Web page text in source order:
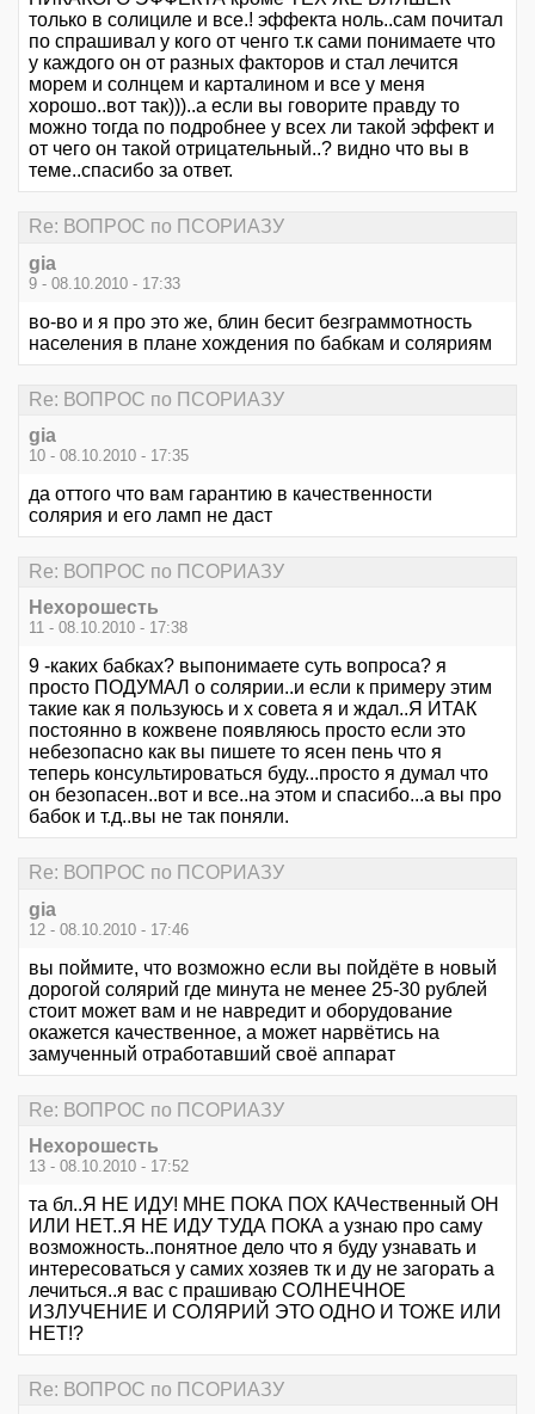
только в солициле и все.! эффекта ноль..сам почитал
по спрашивал у кого от ченго т.к сами понимаете что
у каждого он от разных факторов и стал лечится
морем и солнцем и карталином и все у меня
хорошо..вот так)))..а если вы говорите правду то
можно тогда по подробнее у всех ли такой эффект и
от чего он такой отрицательный..? видно что вы в
теме..спасибо за ответ.
Re: ВОПРОС по ПСОРИАЗУ
gia
9 - 08.10.2010 - 17:33
во-во и я про это же, блин бесит безграммотность
населения в плане хождения по бабкам и соляриям
Re: ВОПРОС по ПСОРИАЗУ
gia
10 - 08.10.2010 - 17:35
да оттого что вам гарантию в качественности
солярия и его ламп не даст
Re: ВОПРОС по ПСОРИАЗУ
Нехорошесть
11 - 08.10.2010 - 17:38
9 -каких бабках? выпонимаете суть вопроса? я
просто ПОДУМАЛ о солярии..и если к примеру этим
такие как я пользуюсь и х совета я и ждал..Я ИТАК
постоянно в кожвене появляюсь просто если это
небезопасно как вы пишете то ясен пень что я
теперь консультироваться буду...просто я думал что
он безопасен..вот и все..на этом и спасибо...а вы про
бабок и т.д..вы не так поняли.
Re: ВОПРОС по ПСОРИАЗУ
gia
12 - 08.10.2010 - 17:46
вы поймите, что возможно если вы пойдёте в новый
дорогой солярий где минута не менее 25-30 рублей
стоит может вам и не навредит и оборудование
окажется качественное, а может нарвётись на
замученный отработавший своё аппарат
Re: ВОПРОС по ПСОРИАЗУ
Нехорошесть
13 - 08.10.2010 - 17:52
та бл..Я НЕ ИДУ! МНЕ ПОКА ПОХ КАЧественный ОН
ИЛИ НЕТ..Я НЕ ИДУ ТУДА ПОКА а узнаю про саму
возможность..понятное дело что я буду узнавать и
интересоваться у самих хозяев тк и ду не загорать а
лечиться..я вас с прашиваю СОЛНЕЧНОЕ
ИЗЛУЧЕНИЕ И СОЛЯРИЙ ЭТО ОДНО И ТОЖЕ ИЛИ
НЕТ!?
Re: ВОПРОС по ПСОРИАЗУ